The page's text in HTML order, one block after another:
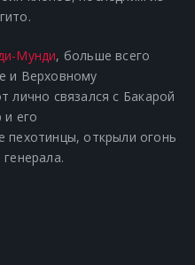
Мунди, больше всего
и Верховному
лично связался с Бакарой
его
пехотинцы, открыли огонь